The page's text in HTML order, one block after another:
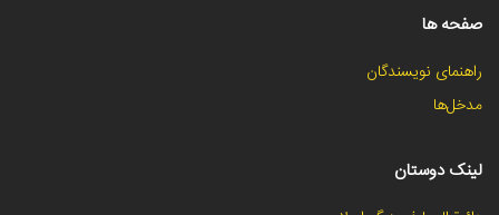
صفحه ها
راهنمای نویسندگان
مدخل‌ها
لینک دوستان